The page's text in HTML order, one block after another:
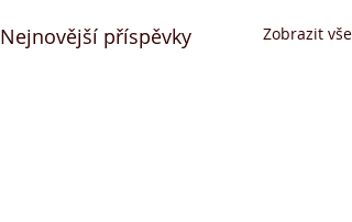
Nejnovější příspěvky Zobrazit vše